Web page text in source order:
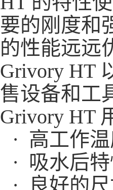
要的刚度和
的性能远远
Grivory HT
售设备和工
Grivory HT
· 高工作
· 吸水后
· 良好的